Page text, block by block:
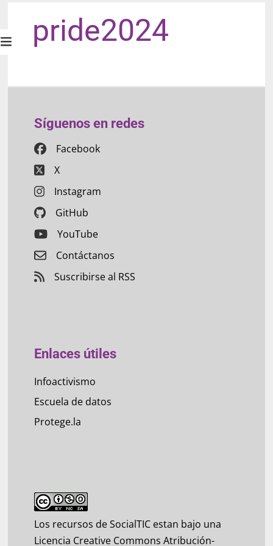
pride2024
Síguenos en redes
Facebook
X
Instagram
GitHub
YouTube
Contáctanos
Suscribirse al RSS
Enlaces útiles
Infoactivismo
Escuela de datos
Protege.la
Los recursos de SocialTIC estan bajo una
Licencia Creative Commons Atribución-